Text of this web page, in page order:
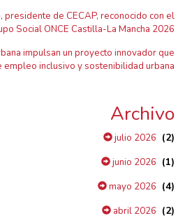
presidente de CECAP, reconocido con el
Social ONCE Castilla-La Mancha 2026
impulsan un proyecto innovador que
empleo inclusivo y sostenibilidad urbana
Archivo
julio 2026 (2)
junio 2026 (1)
mayo 2026 (4)
abril 2026 (2)